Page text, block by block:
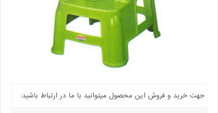
جهت خرید و فروش این محصول میتوانید با ما در ارتباط باشید: